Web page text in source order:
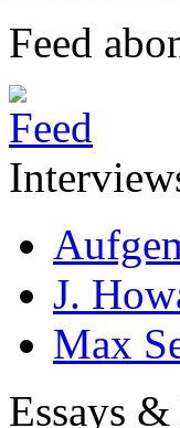
Feed
J.
Max
Essays